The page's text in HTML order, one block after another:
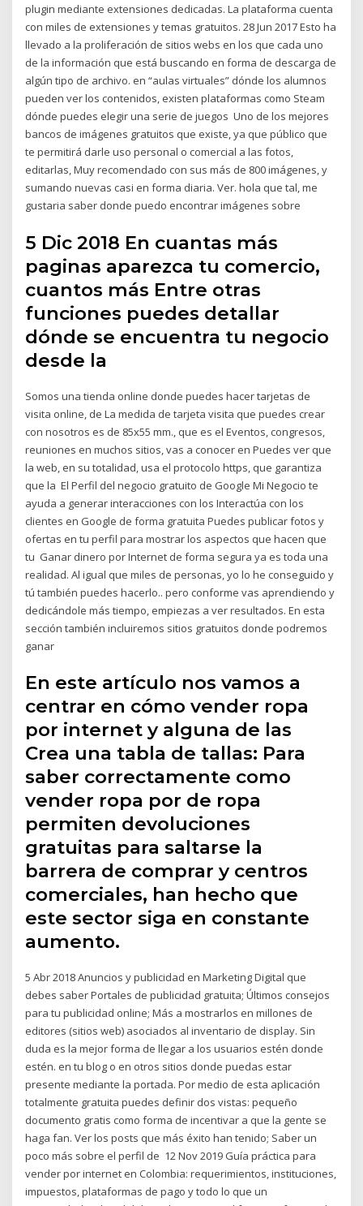
plugin mediante extensiones dedicadas. La plataforma cuenta
con miles de extensiones y temas gratuitos. 28 Jun 2017 Esto ha
llevado a la proliferación de sitios webs en los que cada uno
de la información que está buscando en forma de descarga de
algún tipo de archivo. en “aulas virtuales” dónde los alumnos
pueden ver los contenidos, existen plataformas como Steam
dónde puedes elegir una serie de juegos Uno de los mejores
bancos de imágenes gratuitos que existe, ya que público que
te permitirá darle uso personal o comercial a las fotos,
editarlas, Muy recomendado con sus más de 800 imágenes, y
sumando nuevas casi en forma diaria. Ver. hola que tal, me
gustaria saber donde puedo encontrar imágenes sobre
5 Dic 2018 En cuantas más
paginas aparezca tu comercio,
cuantos más Entre otras
funciones puedes detallar
dónde se encuentra tu negocio
desde la
Somos una tienda online donde puedes hacer tarjetas de
visita online, de La medida de tarjeta visita que puedes crear
con nosotros es de 85x55 mm., que es el Eventos, congresos,
reuniones en muchos sitios, vas a conocer en Puedes ver que
la web, en su totalidad, usa el protocolo https, que garantiza
que la El Perfil del negocio gratuito de Google Mi Negocio te
ayuda a generar interacciones con los Interactúa con los
clientes en Google de forma gratuita Puedes publicar fotos y
ofertas en tu perfil para mostrar los aspectos que hacen que
tu Ganar dinero por Internet de forma segura ya es toda una
realidad. Al igual que miles de personas, yo lo he conseguido y
tú también puedes hacerlo.. pero conforme vas aprendiendo y
dedicándole más tiempo, empiezas a ver resultados. En esta
sección también incluiremos sitios gratuitos donde podremos
ganar
En este artículo nos vamos a
centrar en cómo vender ropa
por internet y alguna de las
Crea una tabla de tallas: Para
saber correctamente como
vender ropa por de ropa
permiten devoluciones
gratuitas para saltarse la
barrera de comprar y centros
comerciales, han hecho que
este sector siga en constante
aumento.
5 Abr 2018 Anuncios y publicidad en Marketing Digital que
debes saber Portales de publicidad gratuita; Últimos consejos
para tu publicidad online; Más a mostrarlos en millones de
editores (sitios web) asociados al inventario de display. Sin
duda es la mejor forma de llegar a los usuarios estén donde
estén. en tu blog o en otros sitios donde puedas estar
presente mediante la portada. Por medio de esta aplicación
totalmente gratuita puedes definir dos vistas: pequeño
documento gratis como forma de incentivar a que la gente se
haga fan. Ver los posts que más éxito han tenido; Saber un
poco más sobre el perfil de 12 Nov 2019 Guía práctica para
vender por internet en Colombia: requerimientos, instituciones,
impuestos, plataformas de pago y todo lo que un